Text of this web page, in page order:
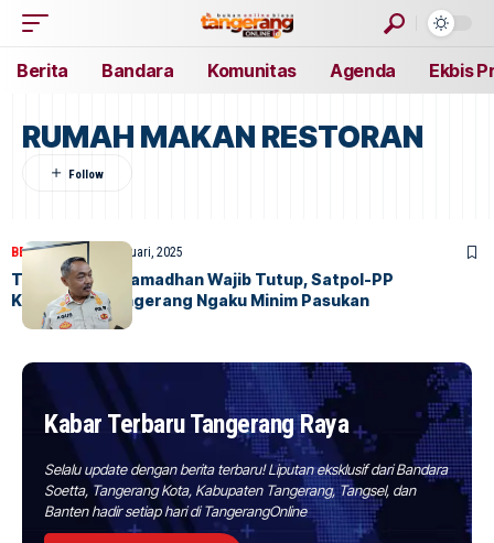
Berita Bandara Komunitas Agenda Ekbis
RUMAH MAKAN RESTORAN
BERITAHOME 26 Februari, 2025
THM di Bulan Ramadhan Wajib Tutup, Satpol-PP
Kabupaten Tangerang Ngaku Minim Pasukan
Kabar Terbaru Tangerang Raya
Selalu update dengan berita terbaru! Liputan eksklusif dari Bandara
Soetta, Tangerang Kota, Kabupaten Tangerang, Tangsel, dan
Banten hadir setiap hari di TangerangOnline